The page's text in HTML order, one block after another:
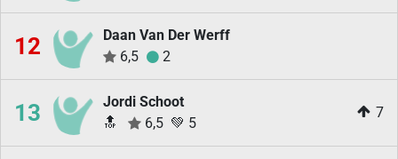
12
Daan Van Der Werff
6,5
2
13
Jordi Schoot
🔝
6,5 💚 5
7